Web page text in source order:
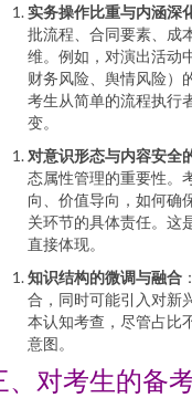
实务操作比重与内涵深
批流程、合同要素、成
维。例如，对演出活动
财务风险、舆情风险）
考生从简单的流程执行
变。
对意识形态与内容安全
态属性管理的重要性。
向、价值导向，如何确
关环节的具体责任。这
直接体现。
知识结构的微调与融合
合，同时可能引入对新
本认知考查，尽管占比
意图。
、对考生的备